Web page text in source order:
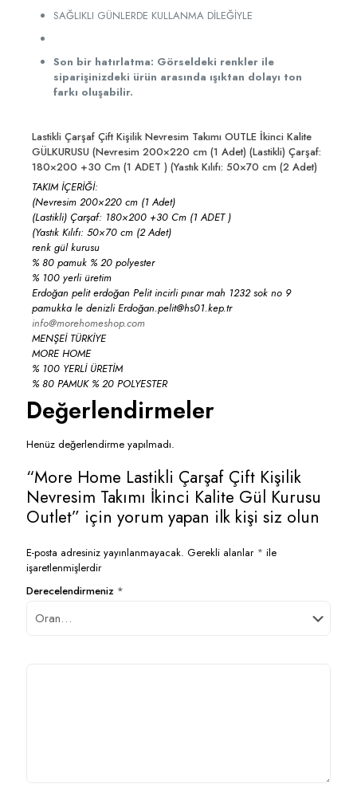
SAĞLIKLI GÜNLERDE KULLANMA DİLEĞİYLE
Son bir hatırlatma: Görseldeki renkler ile
siparişinizdeki ürün arasında ışıktan dolayı ton
farkı oluşabilir.
Lastikli Çarşaf Çift Kişilik Nevresim Takımı OUTLE İkinci Kalite
GÜLKURUSU (Nevresim 200×220 cm (1 Adet) (Lastikli) Çarşaf:
180×200 +30 Cm (1 ADET ) (Yastık Kılıfı: 50×70 cm (2 Adet)
TAKIM İÇERİĞİ:
(Nevresim 200×220 cm (1 Adet)
(Lastikli) Çarşaf: 180×200 +30 Cm (1 ADET )
(Yastık Kılıfı: 50×70 cm (2 Adet)
renk gül kurusu
% 80 pamuk % 20 polyester
% 100 yerli üretim
Erdoğan pelit erdoğan Pelit incirli pınar mah 1232 sok no 9
pamukka le denizli Erdoğan.pelit@hs01.kep.tr
info@morehomeshop.com
MENŞEİ TÜRKİYE
MORE HOME
% 100 YERLİ ÜRETİM
% 80 PAMUK % 20 POLYESTER
Değerlendirmeler
Henüz değerlendirme yapılmadı.
“More Home Lastikli Çarşaf Çift Kişilik
Nevresim Takımı İkinci Kalite Gül Kurusu
Outlet” için yorum yapan ilk kişi siz olun
E-posta adresiniz yayınlanmayacak. Gerekli alanlar * ile
işaretlenmişlerdir
Derecelendirmeniz *